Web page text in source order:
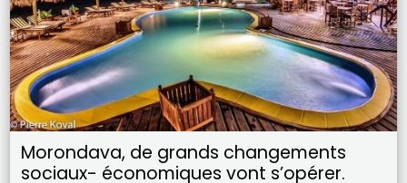
Morondava, de grands changements
sociaux- économiques vont s’opérer.